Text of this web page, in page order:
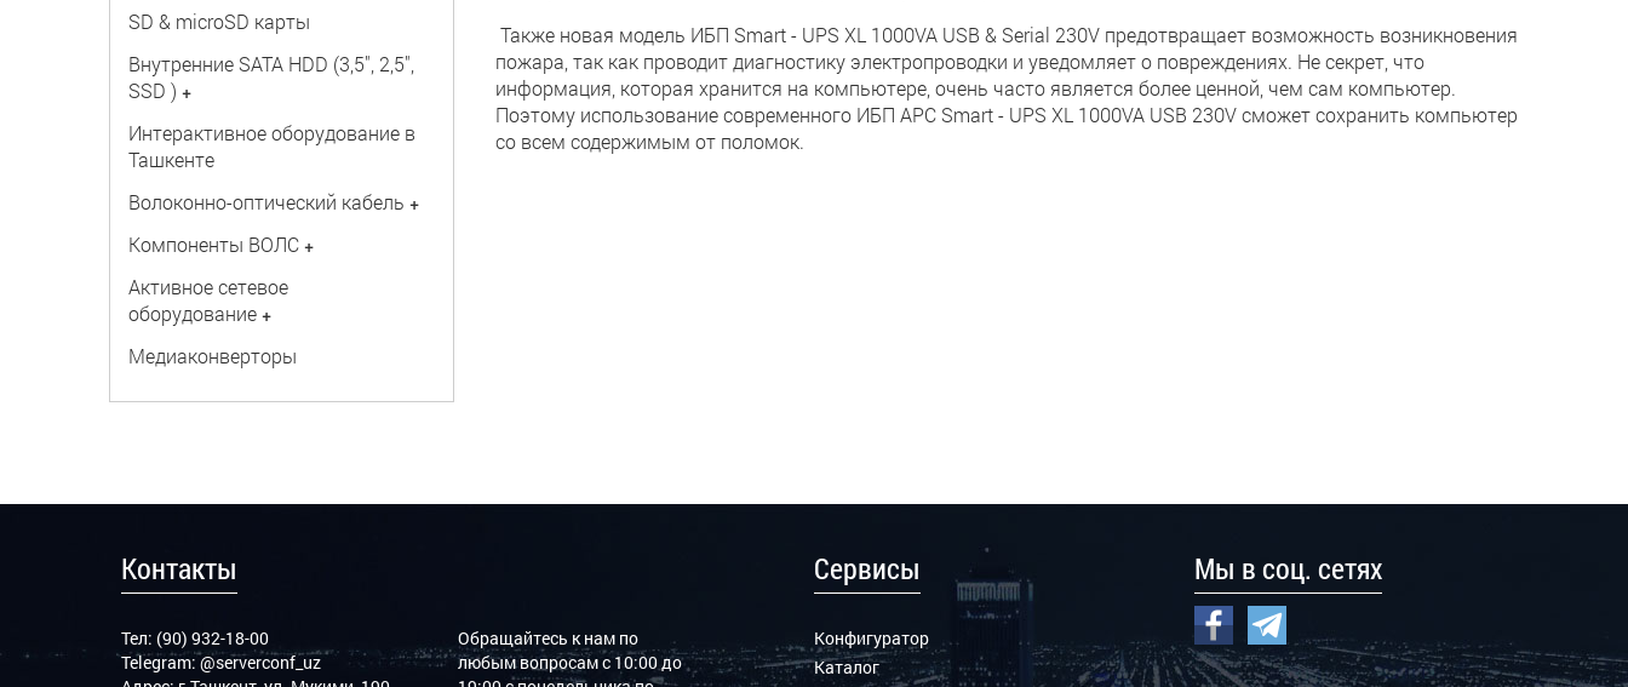
SD & microSD карты
Внутренние SATA HDD (3,5", 2,5",
SSD ) +
Интерактивное оборудование в
Ташкенте
Волоконно-оптический кабель +
Компоненты ВОЛС +
Активное сетевое
оборудование +
Медиаконверторы
Также новая модель ИБП Smart - UPS XL 1000VA USB & Serial 230V предотвращает возможность возникновения
пожара, так как проводит диагностику электропроводки и уведомляет о повреждениях. Не секрет, что
информация, которая хранится на компьютере, очень часто является более ценной, чем сам компьютер.
Поэтому использование современного ИБП APC Smart - UPS XL 1000VA USB 230V сможет сохранить компьютер
со всем содержимым от поломок.
Контакты
Тел: (90) 932-18-00
Telegram:@serverconf_uz
Обращайтесь к нам по
любым вопросам с 10:00 до
Сервисы
Конфигуратор
Каталог
Мы в соц. сетях